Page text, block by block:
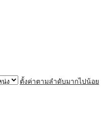
ตั้งค่าตามลำดับมากไปน้อย